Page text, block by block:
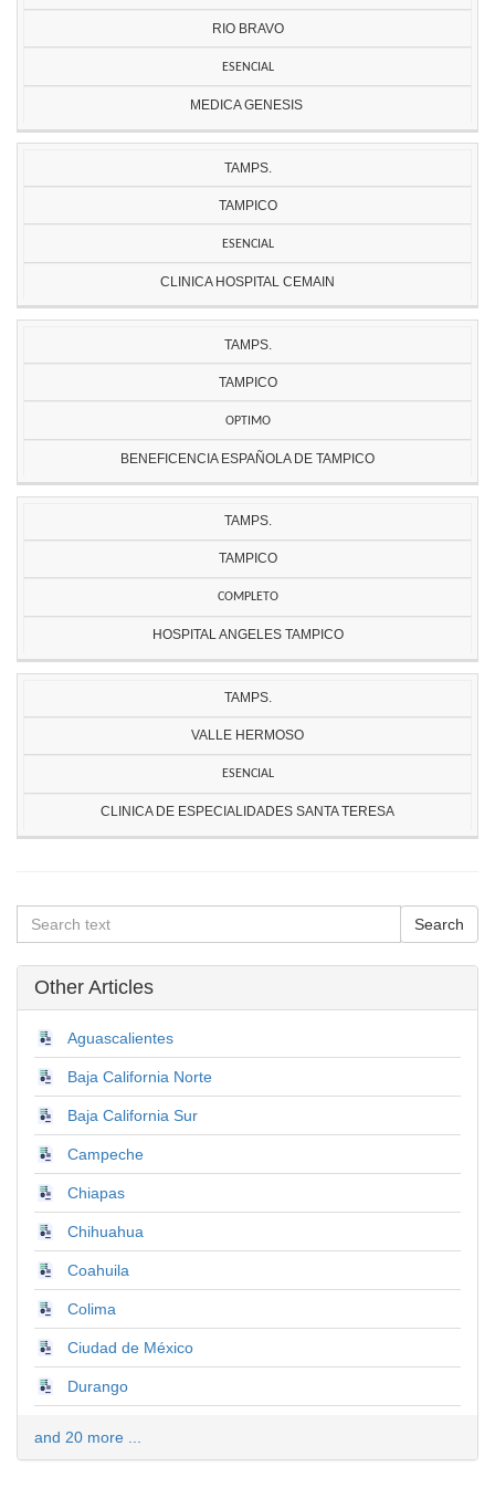
RIO BRAVO
ESENCIAL
MEDICA GENESIS
TAMPS.
TAMPICO
ESENCIAL
CLINICA HOSPITAL CEMAIN
TAMPS.
TAMPICO
OPTIMO
BENEFICENCIA ESPAÑOLA DE TAMPICO
TAMPS.
TAMPICO
COMPLETO
HOSPITAL ANGELES TAMPICO
TAMPS.
VALLE HERMOSO
ESENCIAL
CLINICA DE ESPECIALIDADES SANTA TERESA
Other Articles
Aguascalientes
Baja California Norte
Baja California Sur
Campeche
Chiapas
Chihuahua
Coahuila
Colima
Ciudad de México
Durango
and 20 more ...